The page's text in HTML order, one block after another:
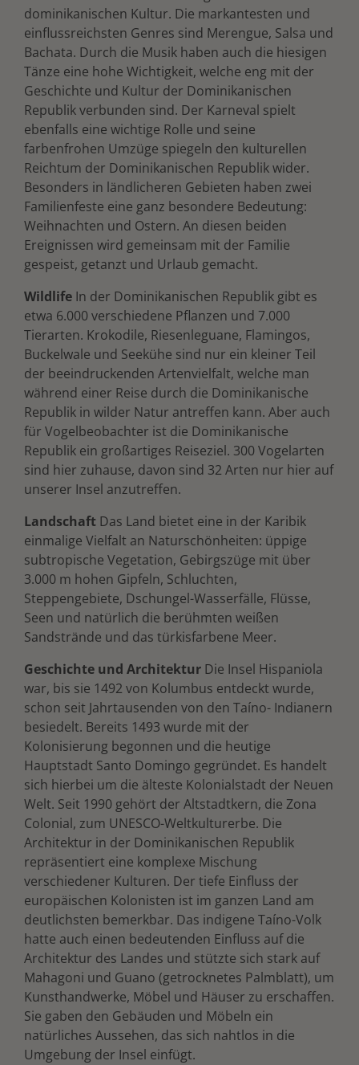
dominikanischen Kultur. Die markantesten und
einflussreichsten Genres sind Merengue, Salsa und
Bachata. Durch die Musik haben auch die hiesigen
Tänze eine hohe Wichtigkeit, welche eng mit der
Geschichte und Kultur der Dominikanischen
Republik verbunden sind. Der Karneval spielt
ebenfalls eine wichtige Rolle und seine
farbenfrohen Umzüge spiegeln den kulturellen
Reichtum der Dominikanischen Republik wider.
Besonders in ländlicheren Gebieten haben zwei
Familienfeste eine ganz besondere Bedeutung:
Weihnachten und Ostern. An diesen beiden
Ereignissen wird gemeinsam mit der Familie
gespeist, getanzt und Urlaub gemacht.
Wildlife In der Dominikanischen Republik gibt es
etwa 6.000 verschiedene Pflanzen und 7.000
Tierarten. Krokodile, Riesenleguane, Flamingos,
Buckelwale und Seekühe sind nur ein kleiner Teil
der beeindruckenden Artenvielfalt, welche man
während einer Reise durch die Dominikanische
Republik in wilder Natur antreffen kann. Aber auch
für Vogelbeobachter ist die Dominikanische
Republik ein großartiges Reiseziel. 300 Vogelarten
sind hier zuhause, davon sind 32 Arten nur hier auf
unserer Insel anzutreffen.
Landschaft Das Land bietet eine in der Karibik
einmalige Vielfalt an Naturschönheiten: üppige
subtropische Vegetation, Gebirgszüge mit über
3.000 m hohen Gipfeln, Schluchten,
Steppengebiete, Dschungel-Wasserfälle, Flüsse,
Seen und natürlich die berühmten weißen
Sandstrände und das türkisfarbene Meer.
Geschichte und Architektur Die Insel Hispaniola
war, bis sie 1492 von Kolumbus entdeckt wurde,
schon seit Jahrtausenden von den Taíno- Indianern
besiedelt. Bereits 1493 wurde mit der
Kolonisierung begonnen und die heutige
Hauptstadt Santo Domingo gegründet. Es handelt
sich hierbei um die älteste Kolonialstadt der Neuen
Welt. Seit 1990 gehört der Altstadtkern, die Zona
Colonial, zum UNESCO-Weltkulturerbe. Die
Architektur in der Dominikanischen Republik
repräsentiert eine komplexe Mischung
verschiedener Kulturen. Der tiefe Einfluss der
europäischen Kolonisten ist im ganzen Land am
deutlichsten bemerkbar. Das indigene Taíno-Volk
hatte auch einen bedeutenden Einfluss auf die
Architektur des Landes und stützte sich stark auf
Mahagoni und Guano (getrocknetes Palmblatt), um
Kunsthandwerke, Möbel und Häuser zu erschaffen.
Sie gaben den Gebäuden und Möbeln ein
natürliches Aussehen, das sich nahtlos in die
Umgebung der Insel einfügt.